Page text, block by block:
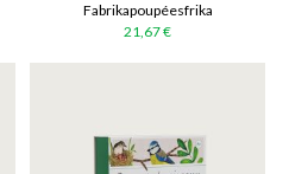
Fabrikapoupéesfrika
21,67 €